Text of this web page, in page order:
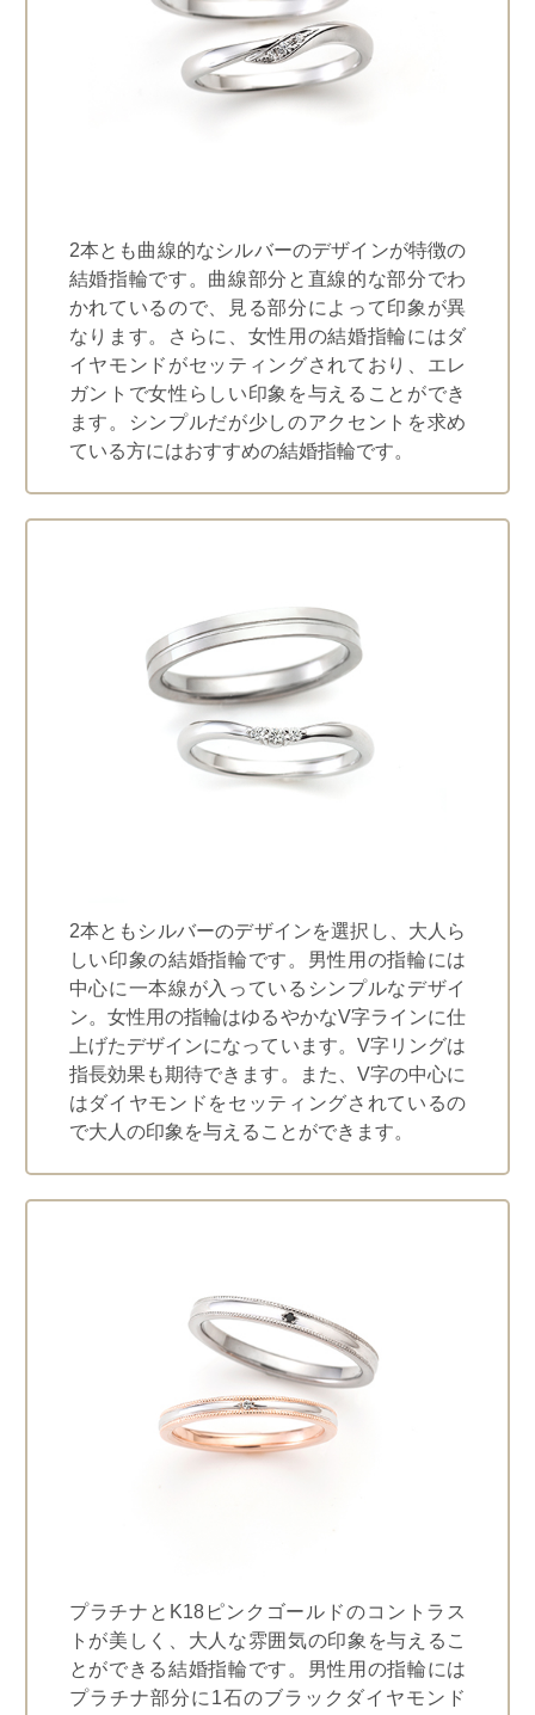
2本とも曲線的なシルバーのデザインが特徴の
結婚指輪です。曲線部分と直線的な部分でわ
かれているので、見る部分によって印象が異
なります。さらに、女性用の結婚指輪にはダ
イヤモンドがセッティングされており、エレ
ガントで女性らしい印象を与えることができ
ます。シンプルだが少しのアクセントを求め
ている方にはおすすめの結婚指輪です。
2本ともシルバーのデザインを選択し、大人ら
しい印象の結婚指輪です。男性用の指輪には
中心に一本線が入っているシンプルなデザイ
ン。女性用の指輪はゆるやかなV字ラインに仕
上げたデザインになっています。V字リングは
指長効果も期待できます。また、V字の中心に
はダイヤモンドをセッティングされているの
で大人の印象を与えることができます。
プラチナとK18ピンクゴールドのコントラス
トが美しく、大人な雰囲気の印象を与えるこ
とができる結婚指輪です。男性用の指輪には
プラチナ部分に1石のブラックダイヤモンド